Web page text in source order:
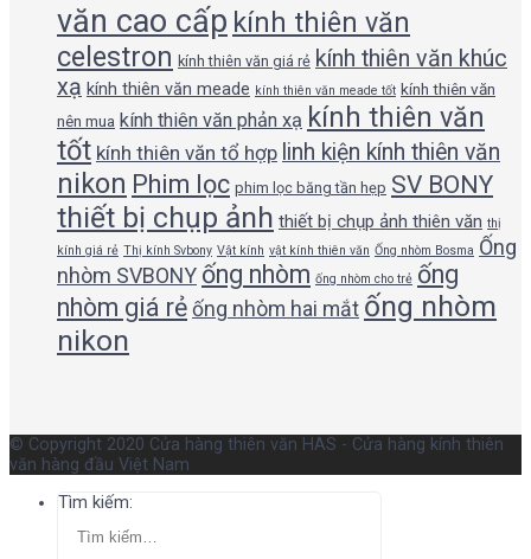
văn cao cấp kính thiên văn
celestron kính thiên văn giá rẻ kính thiên văn khúc
xạ kính thiên văn meade kính thiên văn meade tốt kính thiên văn
nên mua kính thiên văn phản xạ kính thiên văn
tốt kính thiên văn tổ hợp linh kiện kính thiên văn
nikon Phim lọc phim lọc băng tần hẹp SV BONY
thiết bị chụp ảnh thiết bị chụp ảnh thiên văn thị
kính giá rẻ Thị kính Svbony Vật kính vật kính thiên văn Ống nhòm Bosma Ống
nhòm SVBONY ống nhòm ống nhòm cho trẻ ống
nhòm giá rẻ ống nhòm hai mắt ống nhòm
nikon
© Copyright 2020 Cửa hàng thiên văn HAS - Cửa hàng kính thiên
văn hàng đầu Việt Nam
Tìm kiếm: